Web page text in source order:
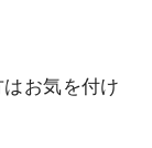
お気を付け